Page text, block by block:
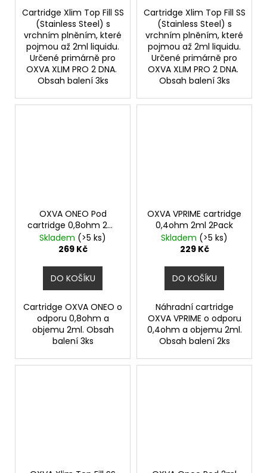
Cartridge Xlim Top Fill SS
(Stainless Steel) s
vrchním plněním, které
pojmou až 2ml liquidu.
Určené primárně pro
OXVA XLIM PRO 2 DNA.
Obsah balení 3ks
Cartridge Xlim Top Fill SS
(Stainless Steel) s
vrchním plněním, které
pojmou až 2ml liquidu.
Určené primárně pro
OXVA XLIM PRO 2 DNA.
Obsah balení 3ks
OXVA ONEO Pod
cartridge 0,8ohm 2ml
3Pack
Skladem (>5 ks)
269 Kč
DO KOŠÍKU
Cartridge OXVA ONEO o
odporu 0,8ohm a
objemu 2ml. Obsah
balení 3ks
OXVA VPRIME cartridge
0,4ohm 2ml 2Pack
Skladem (>5 ks)
229 Kč
DO KOŠÍKU
Náhradní cartridge
OXVA VPRIME o odporu
0,4ohm a objemu 2ml.
Obsah balení 2ks